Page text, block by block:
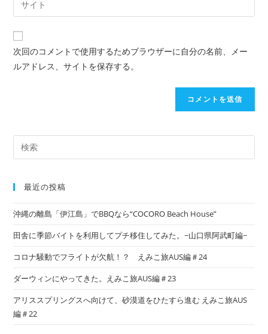
次回のコメントで使用するためブラウザーに自分の名前、メー
ルアドレス、サイトを保存する。
最近の投稿
沖縄の離島「伊江島」でBBQなら“COCORO Beach House”
田舎に季節バイトを利用してプチ移住してみた。~山口県阿武町編~
コロナ騒動でフライトが欠航！？ えみこ旅AUS編＃24
ダーウィンにやってきた。えみこ旅AUS編＃23
アリススプリングスへ向けて、砂漠道をひたすら進む えみこ旅AUS
編＃22